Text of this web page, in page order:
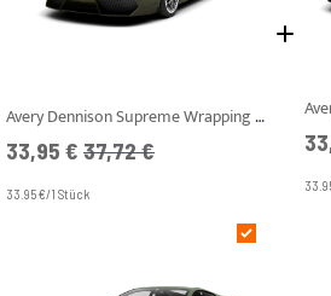
Avery Dennison Supreme Wrapping Film - SWF - Khaki Green Matt
Angebotspreis
33,95 € UVP
37,72 €
33.95 €/1 Stück